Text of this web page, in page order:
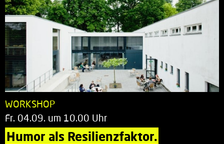
WORKSHOP
Fr. 04.09. um 10.00 Uhr
Humor als Resilienzfaktor.